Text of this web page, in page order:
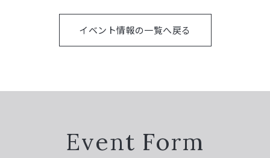
イベント情報の一覧へ戻る
Event Form